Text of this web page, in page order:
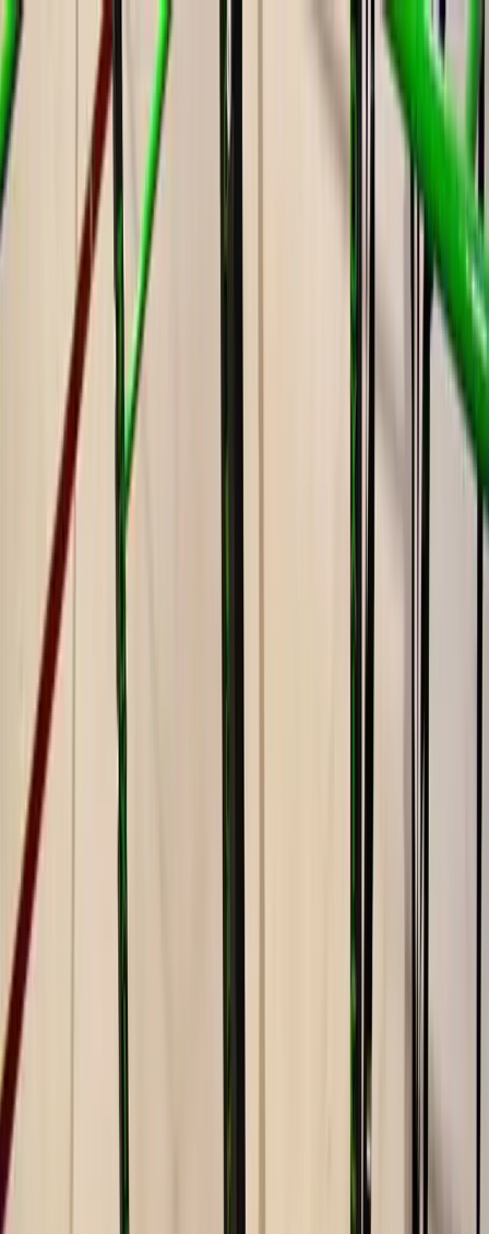
Deportes
Clases
Piscina
Campus
Cuotas
Hazte Socio
Inicio
Clases Dirigidas
Calistenia
Clases de calistenia en Alzira
Calistenia en Alzira
Domina tu propio cuerpo. Dominadas, fondos, muscle-ups y
progresiones guiadas por un monitor. Sin pesas, sin máquinas —
solo tú y la barra.
Ver horarios
L–V · 17 a 21h
+15€/mes
Zona dedicada
Niños M y J
17:00 – 19:00
El porqué
Si puedes mover tu cuerpo, puedes hacer
calistenia.
La calistenia en Tenisquash no es solo para los que ya hacen
muscle-ups en Instagram. Es para cualquiera que quiera aprender a
moverse mejor usando su propio peso. El monitor marca
progresiones — si hoy haces flexiones en rodillas, mañana serán
normales, y pasado mañana serán a una mano. Todo a tu ritmo.
No necesitas hacer dominadas (todavía)
Cada ejercicio tiene una progresión. Si no puedes hacer una
dominada, empiezas con australianas. Si no puedes hacer un fondo,
empiezas con asistidos. El monitor lleva tu evolución y sabe cuándo
subir el nivel.
Fuerza real, no de postureo
Mover tu propio peso es el mejor indicador de fuerza funcional.
Cuando dominas tu cuerpo, todo lo demás — cargar a tu hijo, subir